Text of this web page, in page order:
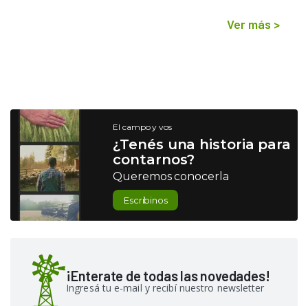
Ver más >
El campo y vos
¿Tenés una historia para
contarnos?
Queremos conocerla
Escribinos
¡Enterate de todas las novedades!
Ingresá tu e-mail y recibí nuestro newsletter